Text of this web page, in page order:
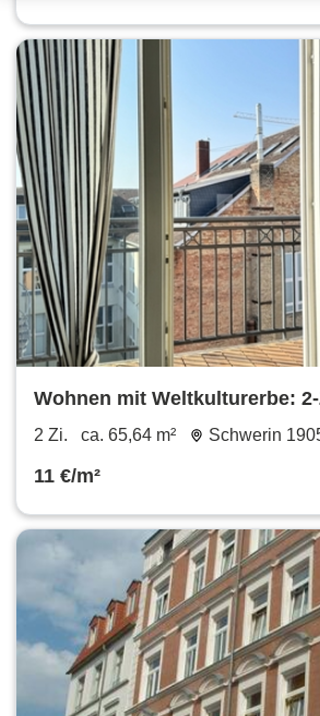
Wohnen mit Weltkulturerbe:
Wohnung mit Balkon,
2 Zi. ca. 65,64 m² Schwerin
11 €/m²